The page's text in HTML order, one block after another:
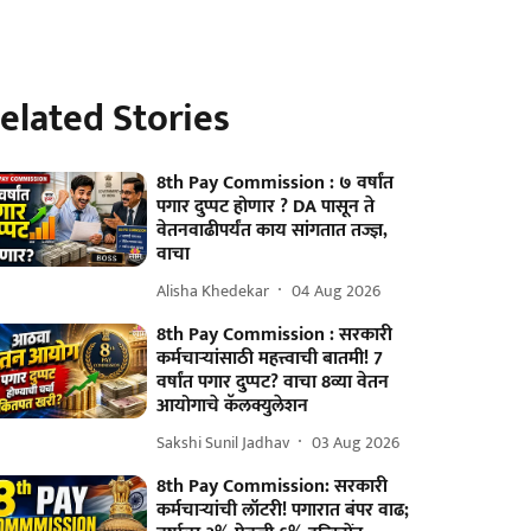
Stories
8th Pay Commission : ७ वर्षांत
पगार दुप्पट होणार ? DA पासून ते
वेतनवाढीपर्यंत काय सांगतात तज्ज्ञ,
वाचा
Alisha Khedekar 04 Aug 2026
8th Pay Commission : सरकारी
कर्मचाऱ्यांसाठी महत्त्वाची बातमी! 7
वर्षांत पगार दुप्पट? वाचा 8व्या वेतन
आयोगाचे कॅलक्युलेशन
Sakshi Sunil Jadhav 03 Aug 2026
8th Pay Commission: सरकारी
कर्मचाऱ्यांची लॉटरी! पगारात बंपर वाढ;